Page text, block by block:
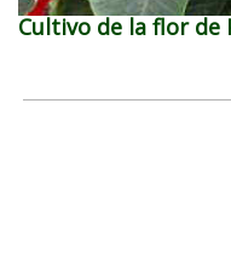
Cultivo de la flor de